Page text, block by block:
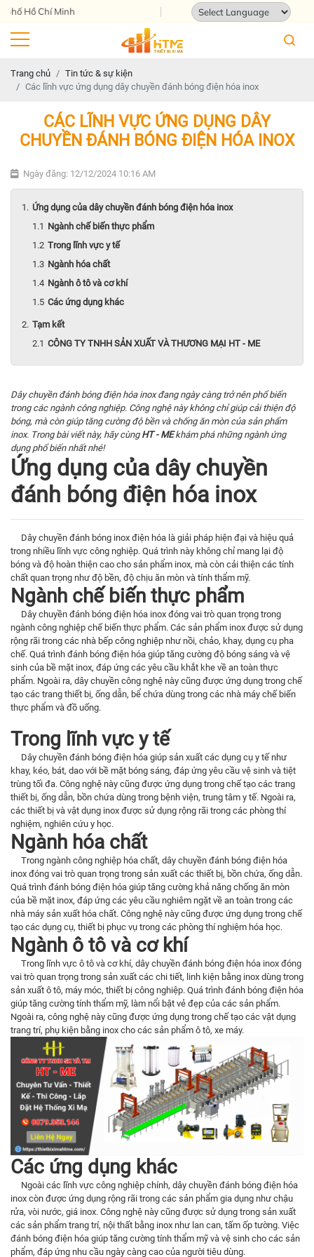
Hồ Chí Minh
Trang chủ
Tin tức & sự kiện
Các lĩnh vực ứng dụng dây chuyền đánh bóng điện hóa inox
CÁC LĨNH VỰC ỨNG DỤNG DÂY
CHUYỀN ĐÁNH BÓNG ĐIỆN HÓA INOX
Ngày đăng: 12/12/2024 10:16 AM
Ứng dụng của dây chuyền đánh bóng điện hóa inox
Ngành chế biến thực phẩm
Trong lĩnh vực y tế
Ngành hóa chất
Ngành ô tô và cơ khí
Các ứng dụng khác
Tạm kết
CÔNG TY TNHH SẢN XUẤT VÀ THƯƠNG MẠI HT - ME
Dây chuyền đánh bóng điện hóa inox đang ngày càng trở nên phổ biến
trong các ngành công nghiệp. Công nghệ này không chỉ giúp cải thiện độ
bóng, mà còn giúp tăng cường độ bền và chống ăn mòn của sản phẩm
inox. Trong bài viết này, hãy cùng HT - MEkhám phá những ngành ứng
dụng phổ biến nhất nhé!
Ứng dụng của dây chuyền
đánh bóng điện hóa inox
Dây chuyền đánh bóng inox điện hóa là giải pháp hiện đại và hiệu quả
trong nhiều lĩnh vực công nghiệp. Quá trình này không chỉ mang lại độ
bóng và độ hoàn thiện cao cho sản phẩm inox, mà còn cải thiện các tính
chất quan trọng như độ bền, độ chịu ăn mòn và tính thẩm mỹ.
Ngành chế biến thực phẩm
Dây chuyền đánh bóng điện hóa inox đóng vai trò quan trọng trong
ngành công nghiệp chế biến thực phẩm. Các sản phẩm inox được sử dụng
rộng rãi trong các nhà bếp công nghiệp như nồi, chảo, khay, dụng cụ pha
chế. Quá trình đánh bóng điện hóa giúp tăng cường độ bóng sáng và vệ
sinh của bề mặt inox, đáp ứng các yêu cầu khắt khe về an toàn thực
phẩm. Ngoài ra, dây chuyền công nghệ này cũng được ứng dụng trong chế
tạo các trang thiết bị, ống dẫn, bể chứa dùng trong các nhà máy chế biến
thực phẩm và đồ uống.
Trong lĩnh vực y tế
Dây chuyền đánh bóng điện hóa giúp sản xuất các dụng cụ y tế như
khay, kéo, bát, dao với bề mặt bóng sáng, đáp ứng yêu cầu vệ sinh và tiệt
trùng tối đa. Công nghệ này cũng được ứng dụng trong chế tạo các trang
thiết bị, ống dẫn, bồn chứa dùng trong bệnh viện, trung tâm y tế. Ngoài ra,
các thiết bị và vật dụng inox được sử dụng rộng rãi trong các phòng thí
nghiệm, nghiên cứu y học.
Ngành hóa chất
Trong ngành công nghiệp hóa chất, dây chuyền đánh bóng điện hóa
inox đóng vai trò quan trọng trong sản xuất các thiết bị, bồn chứa, ống dẫn.
Quá trình đánh bóng điện hóa giúp tăng cường khả năng chống ăn mòn
của bề mặt inox, đáp ứng các yêu cầu nghiêm ngặt về an toàn trong các
nhà máy sản xuất hóa chất. Công nghệ này cũng được ứng dụng trong chế
tạo các dụng cụ, thiết bị phục vụ trong các phòng thí nghiệm hóa học.
Ngành ô tô và cơ khí
Trong lĩnh vực ô tô và cơ khí, dây chuyền đánh bóng điện hóa inox đóng
vai trò quan trọng trong sản xuất các chi tiết, linh kiện bằng inox dùng trong
sản xuất ô tô, máy móc, thiết bị công nghiệp. Quá trình đánh bóng điện hóa
giúp tăng cường tính thẩm mỹ, làm nổi bật vẻ đẹp của các sản phẩm.
Ngoài ra, công nghệ này cũng được ứng dụng trong chế tạo các vật dụng
trang trí, phụ kiện bằng inox cho các sản phẩm ô tô, xe máy.
Các ứng dụng khác
Ngoài các lĩnh vực công nghiệp chính, dây chuyền đánh bóng điện hóa
inox còn được ứng dụng rộng rãi trong các sản phẩm gia dụng như chậu
rửa, vòi nước, giá inox. Công nghệ này cũng được sử dụng trong sản xuất
các sản phẩm trang trí, nội thất bằng inox như lan can, tấm ốp tường. Việc
đánh bóng điện hóa giúp tăng cường tính thẩm mỹ và vệ sinh cho các sản
phẩm, đáp ứng nhu cầu ngày càng cao của người tiêu dùng.